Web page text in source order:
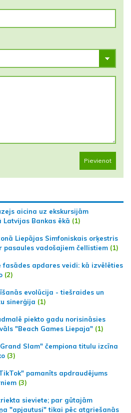
Pievienot
aicina uz ekskursijām
Latvijas Bankas ēkā (1)
Liepājas Simfoniskais orķestris
pasaules vadošajiem čellistiem (1)
fasādes apdares veidi: kā izvēlēties
(2)
evolūcija - tiešraides un
sinerģija (1)
piekto gadu norisināsies
"Beach Games Liepaja" (1)
Slam" čempiona titulu izcīna
(3)
pamanīts apdraudējums
(3)
sieviete; par gūtajām
"apjautusi" tikai pēc atgriešanās